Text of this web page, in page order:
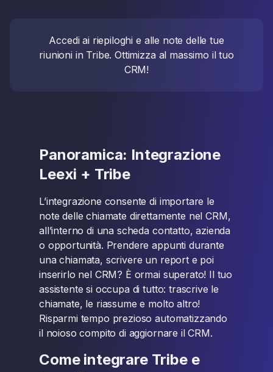
Accedi ai riepiloghi e alle note delle tue
riunioni in Tribe. Ottimizza al massimo il tuo
CRM!
Panoramica: Integrazione
Leexi + Tribe
L’integrazione consente di importare le
note delle chiamate direttamente nel CRM,
all’interno di una scheda contatto, azienda
o opportunità. Prendere appunti durante
una chiamata, scrivere un report e poi
inserirlo nel CRM? È ormai superato! Il tuo
assistente si occupa di tutto: trascrive le
chiamate, le riassume e molto altro!
Risparmi tempo prezioso automatizzando
il noioso compito di aggiornare il CRM.
Come integrare Tribe e